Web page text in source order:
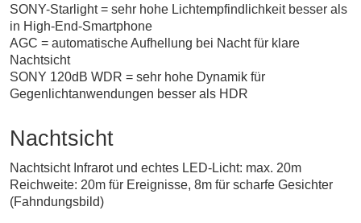
SONY-Starlight = sehr hohe Lichtempfindlichkeit besser als
in High-End-Smartphone
AGC = automatische Aufhellung bei Nacht für klare
Nachtsicht
SONY 120dB WDR = sehr hohe Dynamik für
Gegenlichtanwendungen besser als HDR
Nachtsicht
Nachtsicht Infrarot und echtes LED-Licht: max. 20m
Reichweite: 20m für Ereignisse, 8m für scharfe Gesichter
(Fahndungsbild)